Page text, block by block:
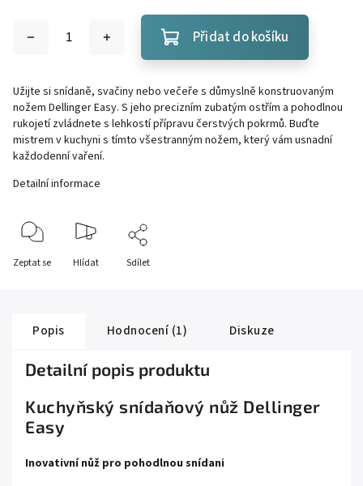
Přidat do košíku
Užijte si snídaně, svačiny nebo večeře s důmyslně konstruovaným
nožem Dellinger Easy. S jeho precizním zubatým ostřím a pohodlnou
rukojetí zvládnete s lehkostí přípravu čerstvých pokrmů. Buďte
mistrem v kuchyni s tímto všestranným nožem, který vám usnadní
každodenní vaření.
Detailní informace
Zeptat se Hlídat Sdílet
Popis Hodnocení (1) Diskuze
Detailní popis produktu
Kuchyňský snídaňový nůž Dellinger
Easy
Inovativní nůž pro pohodlnou snídani